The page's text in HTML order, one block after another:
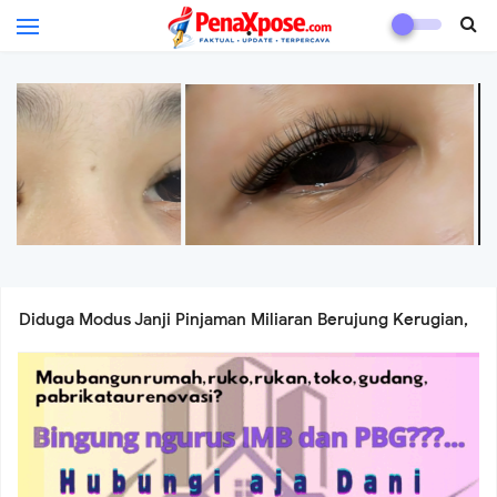
.
Diduga Modus Janji Pinjaman Miliaran Berujung Kerugian,
Korban Tagih Tanggung Jawab Pemberi Dana
Ai Komariyah Wujudkan Mimpi Lewat Ay Beauty Lash